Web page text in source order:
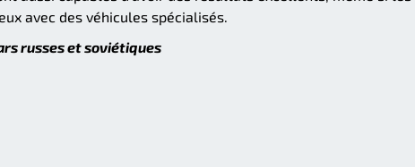
avec des véhicules spécialisés.
russes et soviétiques